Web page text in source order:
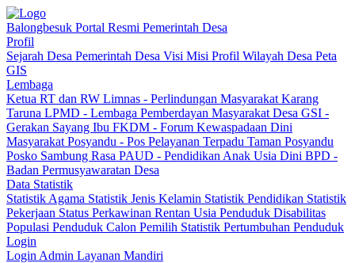
Balongbesuk Portal Resmi Pemerintah Desa
Profil
Sejarah Desa Pemerintah Desa Visi Misi Profil Wilayah Desa Peta
GIS
Lembaga
Ketua RT dan RW Limnas - Perlindungan Masyarakat Karang
Taruna LPMD - Lembaga Pemberdayan Masyarakat Desa GSI -
Gerakan Sayang Ibu FKDM - Forum Kewaspadaan Dini
Masyarakat Posyandu - Pos Pelayanan Terpadu Taman Posyandu
Posko Sambung Rasa PAUD - Pendidikan Anak Usia Dini BPD -
Badan Permusyawaratan Desa
Data Statistik
Statistik Agama Statistik Jenis Kelamin Statistik Pendidikan Statistik
Pekerjaan Status Perkawinan Rentan Usia Penduduk Disabilitas
Populasi Penduduk Calon Pemilih Statistik Pertumbuhan Penduduk
Login
Login Admin Layanan Mandiri